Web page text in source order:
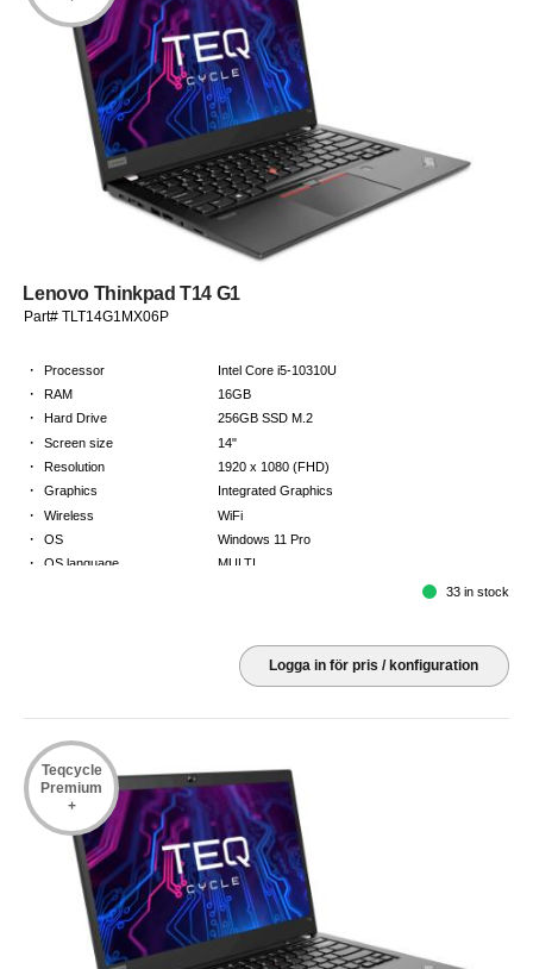
Lenovo Thinkpad T14 G1
Part# TLT14G1MX06P
· Processor Intel Core i5-10310U
· RAM 16GB
· Hard Drive 256GB SSD M.2
· Screen size 14"
· Resolution 1920 x 1080 (FHD)
· Graphics Integrated Graphics
· Wireless WiFi
· OS Windows 11 Pro
· OS language MULTI
33 in stock
Logga in för pris / konfiguration
Teqcycle
Premium
+